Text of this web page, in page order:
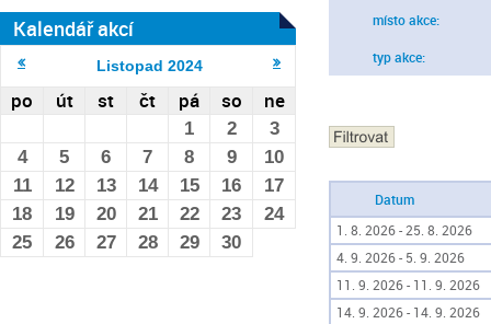
místo akce:
typ akce:
Datum
1. 8. 2026 - 25. 8. 2026
4. 9. 2026 - 5. 9. 2026
11. 9. 2026 - 11. 9. 2026
14. 9. 2026 - 14. 9. 2026
Kalendář akcí
Listopad 2024
po út st čt pá so ne
1 2
3
4
5 6 7 8 9
10
11
12 13 14 15 16
17
18
19 20 21 22 23
24
25
26 27 28 29 30